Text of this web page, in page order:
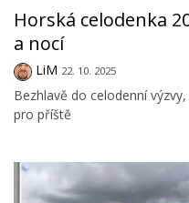
Horská celodenka
a nocí
LiM 22. 10. 2025
Bezhlavě do celodenní
pro příště